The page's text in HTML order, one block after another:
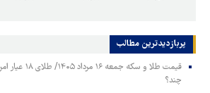
پربازدیدترین‌ مطالب
قیمت طلا و سکه جمعه ۱۶ مرداد ۱۴۰۵/
چند؟